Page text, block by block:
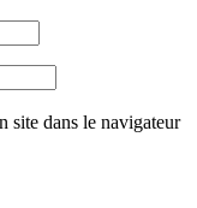
site dans le navigateur